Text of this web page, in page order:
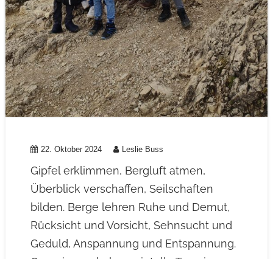
22. Oktober 2024 Leslie Buss
Gipfel erklimmen, Bergluft atmen,
Überblick verschaffen, Seilschaften
bilden. Berge lehren Ruhe und Demut,
Rücksicht und Vorsicht, Sehnsucht und
Geduld, Anspannung und Entspannung.